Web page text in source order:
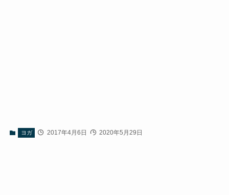
ヨガ 2017年4月6日 2020年5月29日